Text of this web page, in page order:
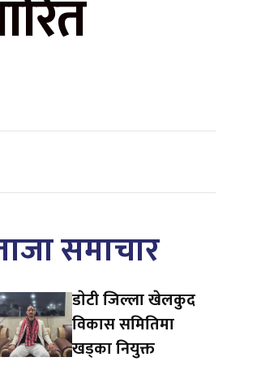
समाचार
डाेटी जिल्ला खेलकुद
विकास समितिमा
खड्का नियुक्त